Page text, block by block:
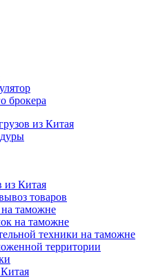
брокера
из Китая
из Китая
товаров
таможне
на таможне
техники на таможне
территории